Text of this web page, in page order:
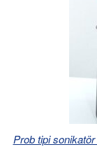
Prob tipi